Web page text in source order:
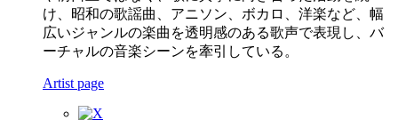
け、昭和の歌謡曲、アニソン、ボカロ、洋楽など、幅
広いジャンルの楽曲を透明感のある歌声で表現し、バ
ーチャルの音楽シーンを牽引している。
Artist page